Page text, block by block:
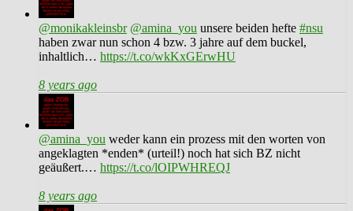
@monikakleinsbr @amina_you unsere beiden hefte #nsu
haben zwar nun schon 4 bzw. 3 jahre auf dem buckel,
inhaltlich… https://t.co/wkKxGErwHU
8 years ago
@amina_you weder kann ein prozess mit den worten von
angeklagten *enden* (urteil!) noch hat sich BZ nicht
geäußert.… https://t.co/lOIPWHREQJ
8 years ago